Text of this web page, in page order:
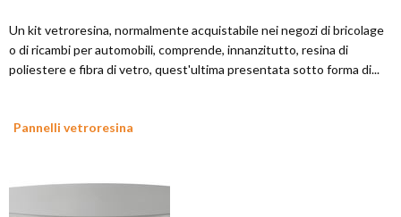
Un kit vetroresina, normalmente acquistabile nei negozi di bricolage
o di ricambi per automobili, comprende, innanzitutto, resina di
poliestere e fibra di vetro, quest'ultima presentata sotto forma di...
Pannelli vetroresina